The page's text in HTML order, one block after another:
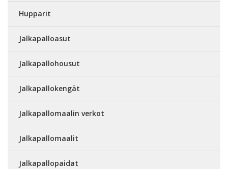
Hupparit
Jalkapalloasut
Jalkapallohousut
Jalkapallokengät
Jalkapallomaalin verkot
Jalkapallomaalit
Jalkapallopaidat